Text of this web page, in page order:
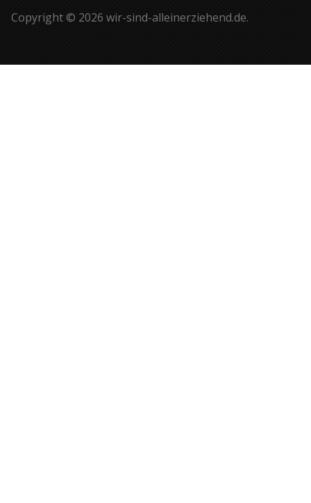
Copyright © 2026 wir-sind-alleinerziehend.de.